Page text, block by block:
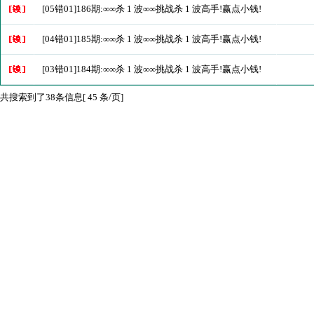
[05错01]186期:∞∞杀 1 波∞∞挑战杀 1 波高手!赢点小钱!
[04错01]185期:∞∞杀 1 波∞∞挑战杀 1 波高手!赢点小钱!
[03错01]184期:∞∞杀 1 波∞∞挑战杀 1 波高手!赢点小钱!
共搜索到了38条信息[ 45 条/页]